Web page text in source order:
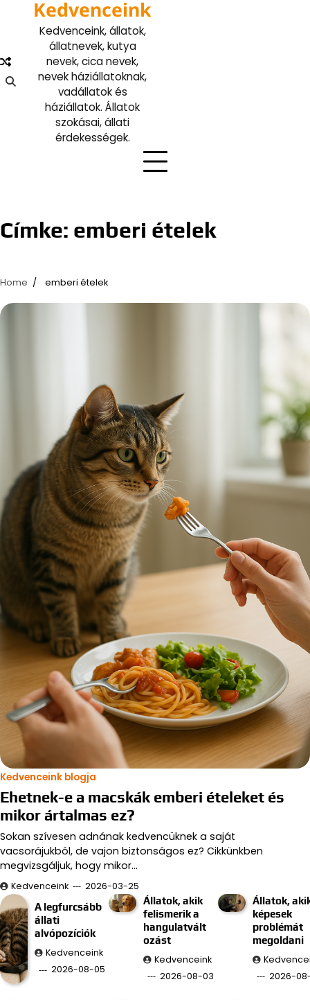
Kedvenceink
Kedvenceink, állatok,
állatnevek, kutya
nevek, cica nevek,
nevek háziállatoknak,
vadállatok és
háziállatok. Állatok
szokásai, állati
érdekességek.
Címke: emberi ételek
Home emberi ételek
Kedvenceink blogja
Ehetnek-e a macskák emberi ételeket és
mikor ártalmas ez?
Sokan szívesen adnának kedvencüknek a saját
vacsorájukból, de vajon biztonságos ez? Cikkünkben
megvizsgáljuk, hogy mikor…
Kedvenceink
2026-03-25
A legfurcsább
állati
alvópozíciók
Kedvenceink
2026-08-05
Állatok, akik
felismerik a
hangulatvált
ozást
Kedvenceink
2026-08-03
Állatok,
képesek
problémát
megoldani
2026-